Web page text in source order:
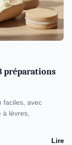
préparations
faciles, avec
lèvres,
Lire